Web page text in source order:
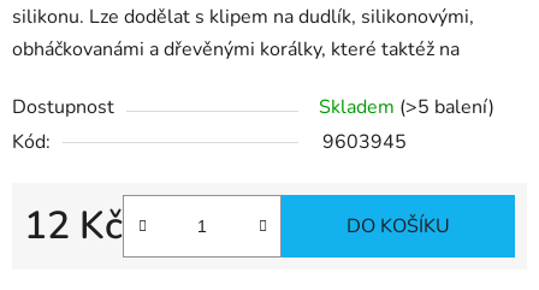
silikonu. Lze dodělat s klipem na dudlík, silikonovými,
obháčkovanámi a dřevěnými korálky, které taktéž na
Dostupnost Skladem (>5 balení)
Kód:
9603945
12 Kč
Měrná cena:
DO KOŠÍKU